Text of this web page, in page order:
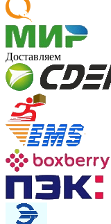
Доставляем